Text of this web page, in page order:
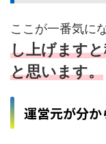
ここが一番気に
し上げます
と思います。
運営元が分か